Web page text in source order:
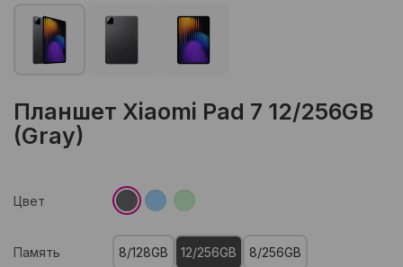
Планшет Xiaomi Pad 7 12/256GB
(Gray)
Цвет
Память 8/128GB 12/256GB 8/256GB